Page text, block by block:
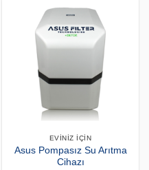
EVINIZ İÇIN
Asus Pompasız Su Arıtma
Cihazı